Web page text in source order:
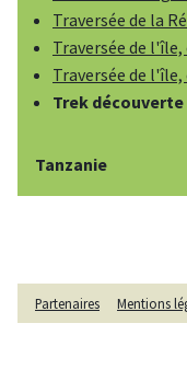
Traversée de la
Traversée de l'île,
Traversée de l'île,
Trek découverte
Tanzanie
Partenaires Mentions